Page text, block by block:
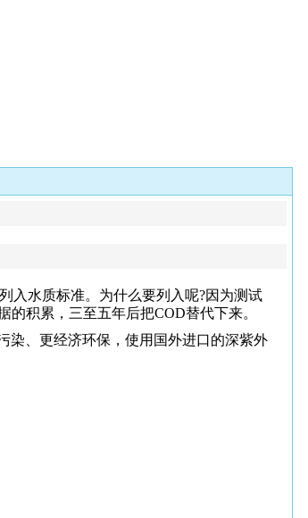
入水质标准。为什么要列入呢?因为测试
积累，三至五年后把COD替代下来。
染、更经济环保，使用国外进口的深紫外